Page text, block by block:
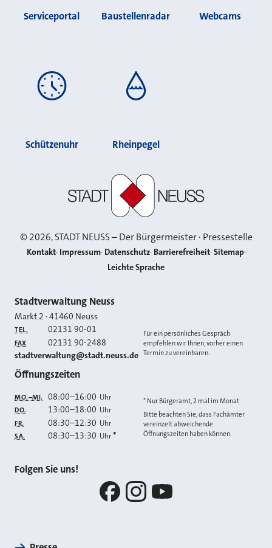
Serviceportal Baustellenradar Webcams
Schützenuhr Rheinpegel
©2026, STADT NEUSS – Der Bürgermeister · Pressestelle
Kontakt Impressum Datenschutz Barrierefreiheit Sitemap
Leichte Sprache
Kontakt
Stadtverwaltung Neuss
Markt 2 ·41460 Neuss
TEL. 02131 90-01
FAX 02131 90-2488
E-MAIL
stadtverwaltung@stadt.neuss.de
Für ein persönliches Gespräch
empfehlen wir Ihnen, vorher einen
Termin zu vereinbaren.
Öffnungszeiten
MO.–MI. 08:00–16:00 Uhr
DO. 13:00–18:00 Uhr
FR. 08:30–12:30 Uhr
SA. 08:30–13:30 Uhr *
* Nur Bürgeramt, 2 mal im Monat
Bitte beachten Sie, dass Fachämter
vereinzelt abweichende
Öffnungszeiten haben können.
Folgen Sie uns!